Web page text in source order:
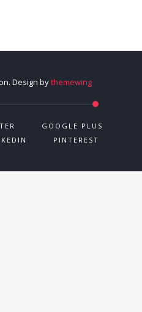
Design bythemewing
GOOGLE PLUS
PINTEREST